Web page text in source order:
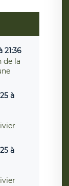
21:36
de la
à
à